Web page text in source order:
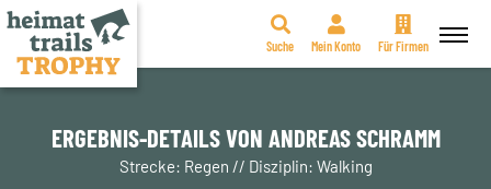
Zum
springen
Suche Mein Konto Für Firmen
ERGEBNIS-DETAILS VON ANDREAS SCHRAMM
Strecke: Regen // Disziplin: Walking